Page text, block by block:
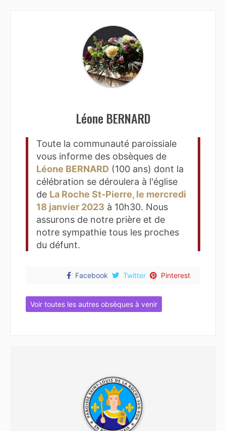
Léone BERNARD
Toute la communauté paroissiale
vous informe des obsèques de
Léone BERNARD (100 ans) dont la
célébration se déroulera à l'église
de La Roche St-Pierre, le mercredi
18 janvier 2023 à 10h30. Nous
assurons de notre prière et de
notre sympathie tous les proches
du défunt.
Facebook Twitter Pinterest
Voir toutes les autres obsèques à venir